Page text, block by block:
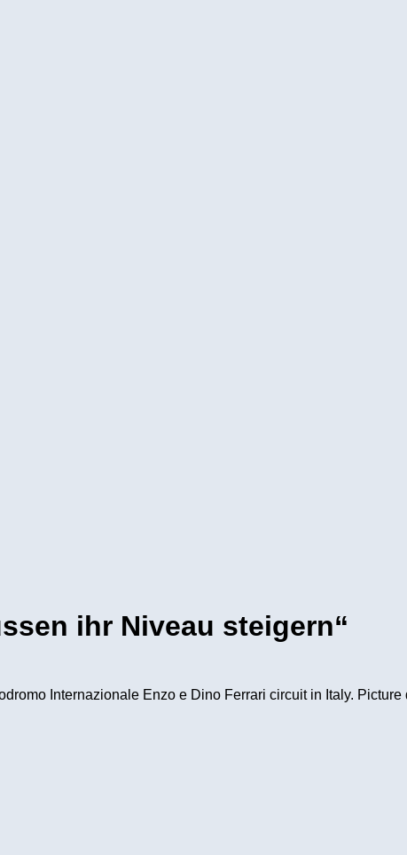
ihr Niveau steigern“
Internazionale Enzo e Dino Ferrari circuit in Italy. Picture